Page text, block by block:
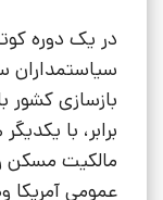
بازسازی کشور
برابر، با
مالکیت مسکن
عمومی آمریکا